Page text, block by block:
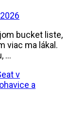
bucket liste,
viac ma lákal.
…